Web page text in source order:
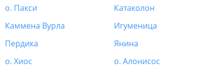
о. Пакси
Катаколон
Каммена Вурла
Игуменица
Пердика
Янина
о. Хиос
о. Алонисос